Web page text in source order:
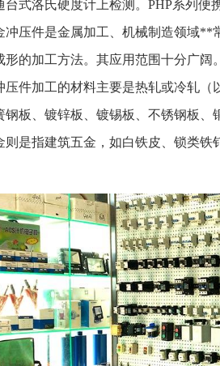
台式洛氏硬度计上检测。PHP系列
冲压件是金属加工、机械制造领域**
形的加工方法。其应用范围十分广阔
压件加工的材料主要是热轧或冷轧（
钢板、镀锌板、镀锡板、不锈钢板
则是指建筑五金，如白铁皮、锁类